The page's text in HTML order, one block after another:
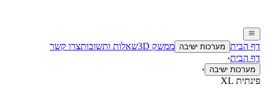
דף הבית מערכות ישיבה ממשק 3D שאלות ותשובותצרו קשר
דף הבית›
מערכות ישיבה
›
פינתית XL